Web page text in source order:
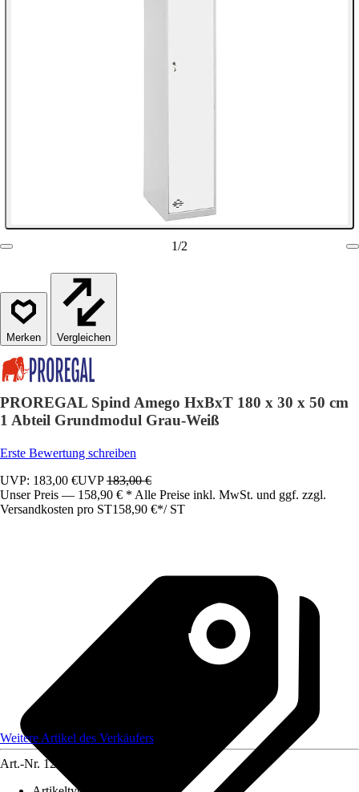
1/2
Vergleichen
PROREGAL Spind Amego HxBxT 180 x 30 x 50 cm
1 Abteil Grundmodul Grau-Weiß
Erste Bewertung schreiben
UVP: 183,00 €UVP183,00 €
Unser Preis — 158,90 € * Alle Preise inkl. MwSt. und ggf. zzgl.
Versandkosten pro ST158,90 €*/ ST
Weitere Artikel des Verkäufers
Art.-Nr. 12583418